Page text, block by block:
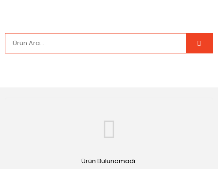
Ürün Bulunamadı.